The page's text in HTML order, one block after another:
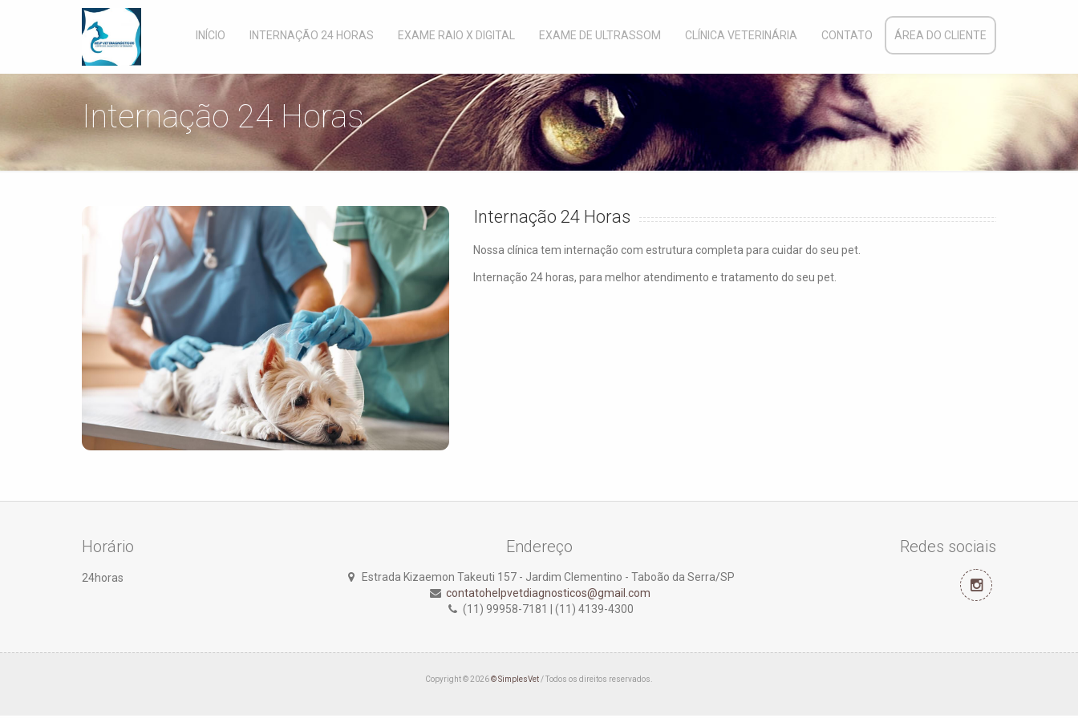
INÍCIO INTERNAÇÃO 24 HORAS EXAME RAIO X DIGITAL EXAME DE ULTRASSOM CLÍNICA VETERINÁRIA CONTATO ÁREA DO CLIENTE
Internação 24 Horas
Internação 24 Horas
Nossa clínica tem internação com estrutura completa para cuidar do seu pet.
Internação 24 horas, para melhor atendimento e tratamento do seu pet.
Horário
24horas
Endereço
Estrada Kizaemon Takeuti 157 - Jardim Clementino - Taboão da Serra/SP
contatohelpvetdiagnosticos@gmail.com
(11) 99958-7181 | (11) 4139-4300
Redes sociais
Copyright © 2026© SimplesVet/ Todos os direitos reservados.